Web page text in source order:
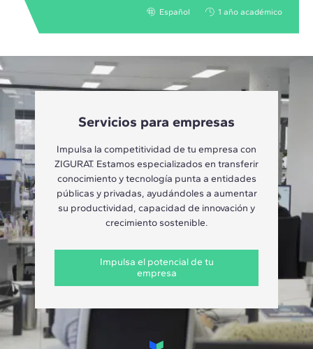
Español 1 año académico
Servicios para empresas
Impulsa la competitividad de tu empresa con
ZIGURAT. Estamos especializados en transferir
conocimiento y tecnología punta a entidades
públicas y privadas, ayudándoles a aumentar
su productividad, capacidad de innovación y
crecimiento sostenible.
Impulsa el potencial de tu
empresa